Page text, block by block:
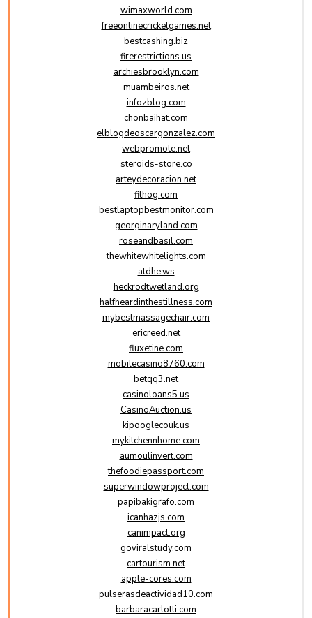
wimaxworld.com
freeonlinecricketgames.net
bestcashing.biz
firerestrictions.us
archiesbrooklyn.com
muambeiros.net
infozblog.com
chonbaihat.com
elblogdeoscargonzalez.com
webpromote.net
steroids-store.co
arteydecoracion.net
fithog.com
bestlaptopbestmonitor.com
georginaryland.com
roseandbasil.com
thewhitewhitelights.com
atdhe.ws
heckrodtwetland.org
halfheardinthestillness.com
mybestmassagechair.com
ericreed.net
fluxetine.com
mobilecasino8760.com
betqq3.net
casinoloans5.us
CasinoAuction.us
kipooglecouk.us
mykitchennhome.com
aumoulinvert.com
thefoodiepassport.com
superwindowproject.com
papibakigrafo.com
icanhazjs.com
canimpact.org
goviralstudy.com
cartourism.net
apple-cores.com
pulserasdeactividad10.com
barbaracarlotti.com